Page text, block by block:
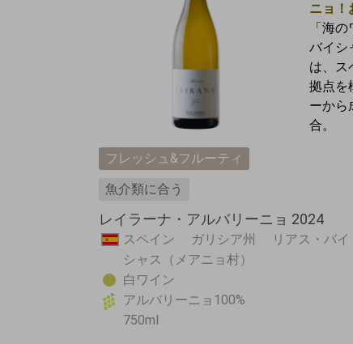
ニョ！
「海
バイシ
は、
ス
拠点を
ーから
合。
フレッシュ&フルーティ
魚介類に合う
レイラーナ・アルバリーニョ 2024
スペイン ガリシア州 リアス・バイ
シャス（メアニョ村）
白ワイン
アルバリーニョ100%
750ml